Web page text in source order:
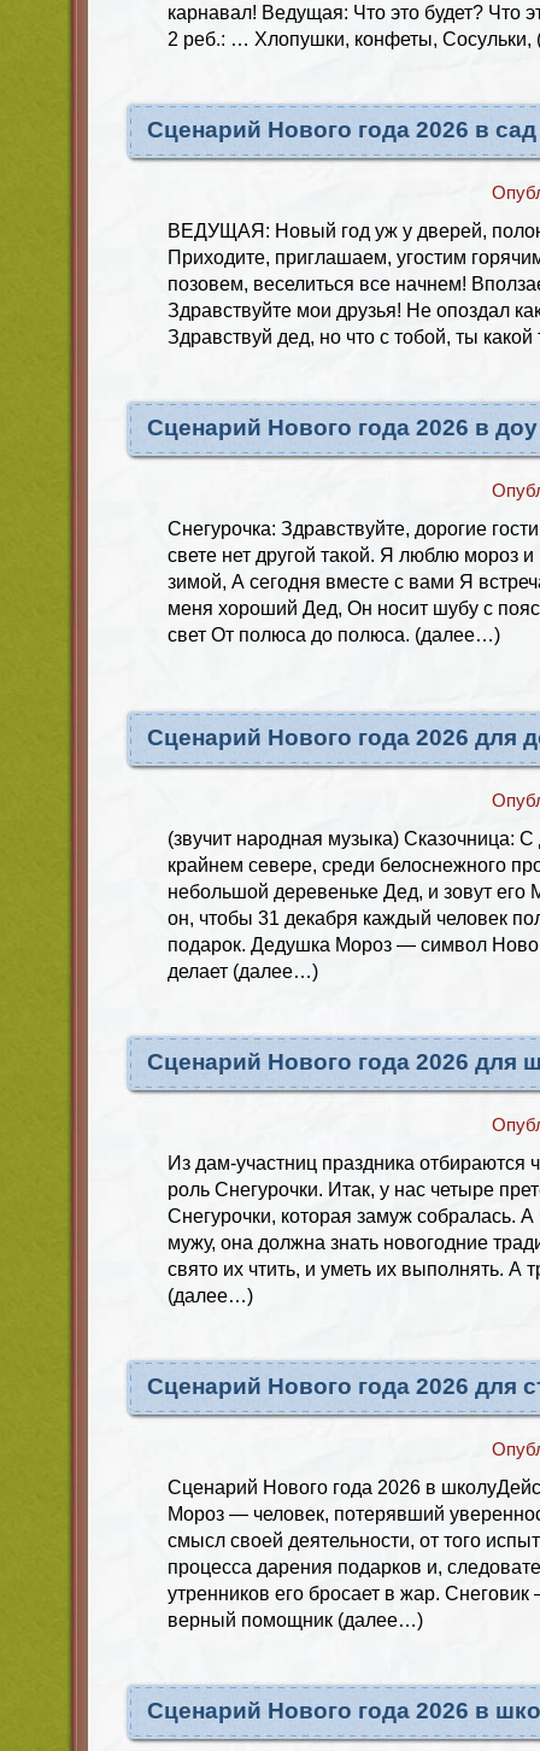
карнавал! Ведущая: Что это будет? Что
2 реб.: … Хлопушки, конфеты,
Сценарий Нового года 2026 в сад
ВЕДУЩАЯ: Новый год уж у дверей, полон
Приходите, приглашаем, угостим
позовем, веселиться все начнем!
Здравствуйте мои друзья! Не опоздал
Здравствуй дед, но что с тобой, ты
Сценарий Нового года 2026 в доу
Снегурочка: Здравствуйте, дорогие
свете нет другой такой. Я люблю мороз
зимой, А сегодня вместе с вами Я
меня хороший Дед, Он носит шубу с
свет От полюса до полюса. (далее…)
Сценарий Нового года 2026 для
(звучит народная музыка) Сказочница:
крайнем севере, среди белоснежного
небольшой деревеньке Дед, и зовут его
он, чтобы 31 декабря каждый человек
подарок. Дедушка Мороз — символ
делает (далее…)
Сценарий Нового года 2026 для
Из дам-участниц праздника отбираются
роль Снегурочки. Итак, у нас четыре
Снегурочки, которая замуж собралась.
мужу, она должна знать новогодние
свято их чтить, и уметь их выполнять. А
(далее…)
Сценарий Нового года 2026 для
Сценарий Нового года 2026 в
Мороз — человек, потерявший
смысл своей деятельности, от того
процесса дарения подарков и,
утренников его бросает в жар.
верный помощник (далее…)
Сценарий Нового года 2026 в